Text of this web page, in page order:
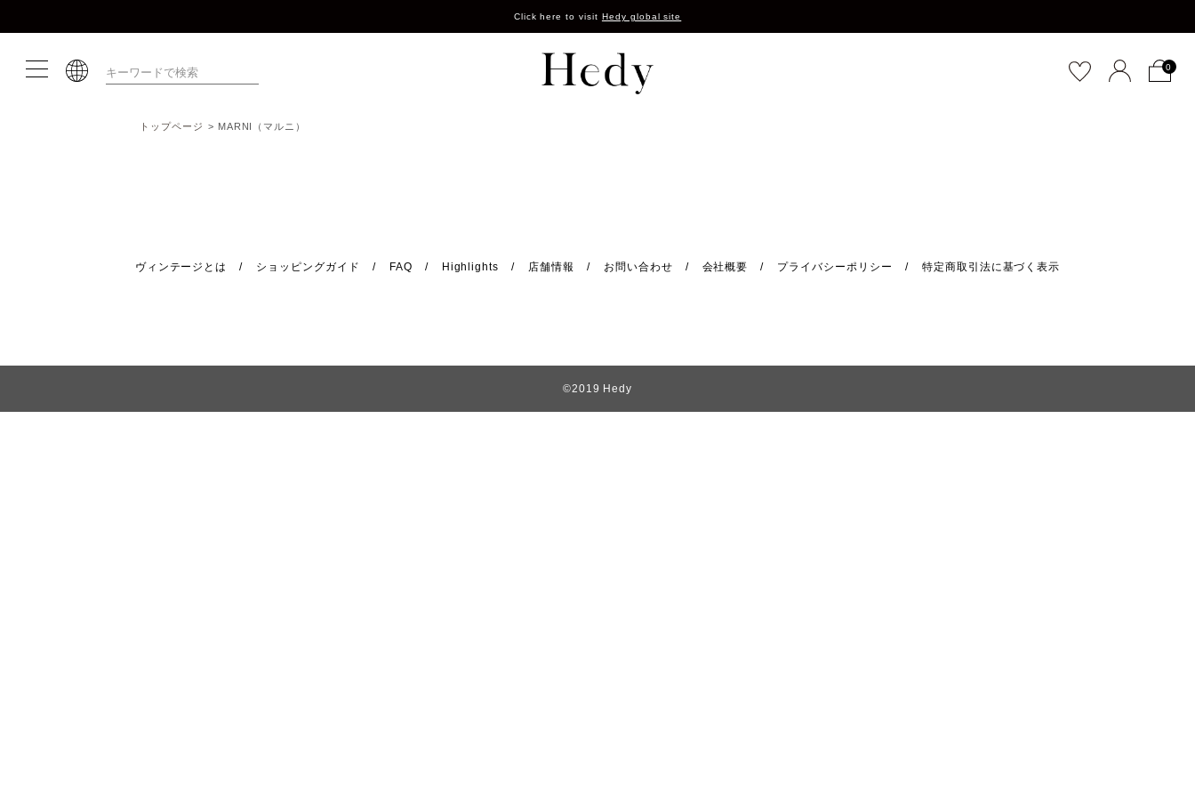
Click here to visit Hedy global site
0
トップページ MARNI（マルニ）
ヴィンテージとは ショッピングガイド FAQ Highlights 店舗情報 お問い合わせ 会社概要 プライバシーポリシー 特定商取引法に基づく表示
©2019 Hedy